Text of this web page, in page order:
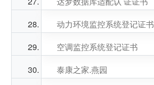
动力环境监控系统登记证书
空调监控系统登记证书
泰康之家.燕园